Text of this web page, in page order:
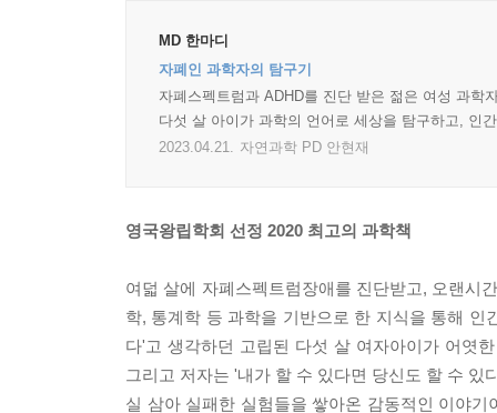
MD 한마디
자폐인 과학자의 탐구기
자폐스펙트럼과 ADHD를 진단 받은 젊은 여성 과학
다섯 살 아이가 과학의 언어로 세상을 탐구하고, 인
2023.04.21. 자연과학 PD 안현재
영국왕립학회 선정 2020 최고의 과학책
여덟 살에 자폐스펙트럼장애를 진단받고, 오랜시
학, 통계학 등 과학을 기반으로 한 지식을 통해
다'고 생각하던 고립된 다섯 살 여자아이가 어엿
그리고 저자는 '내가 할 수 있다면 당신도 할 수
실 삼아 실패한 실험들을 쌓아온 감동적인 이야